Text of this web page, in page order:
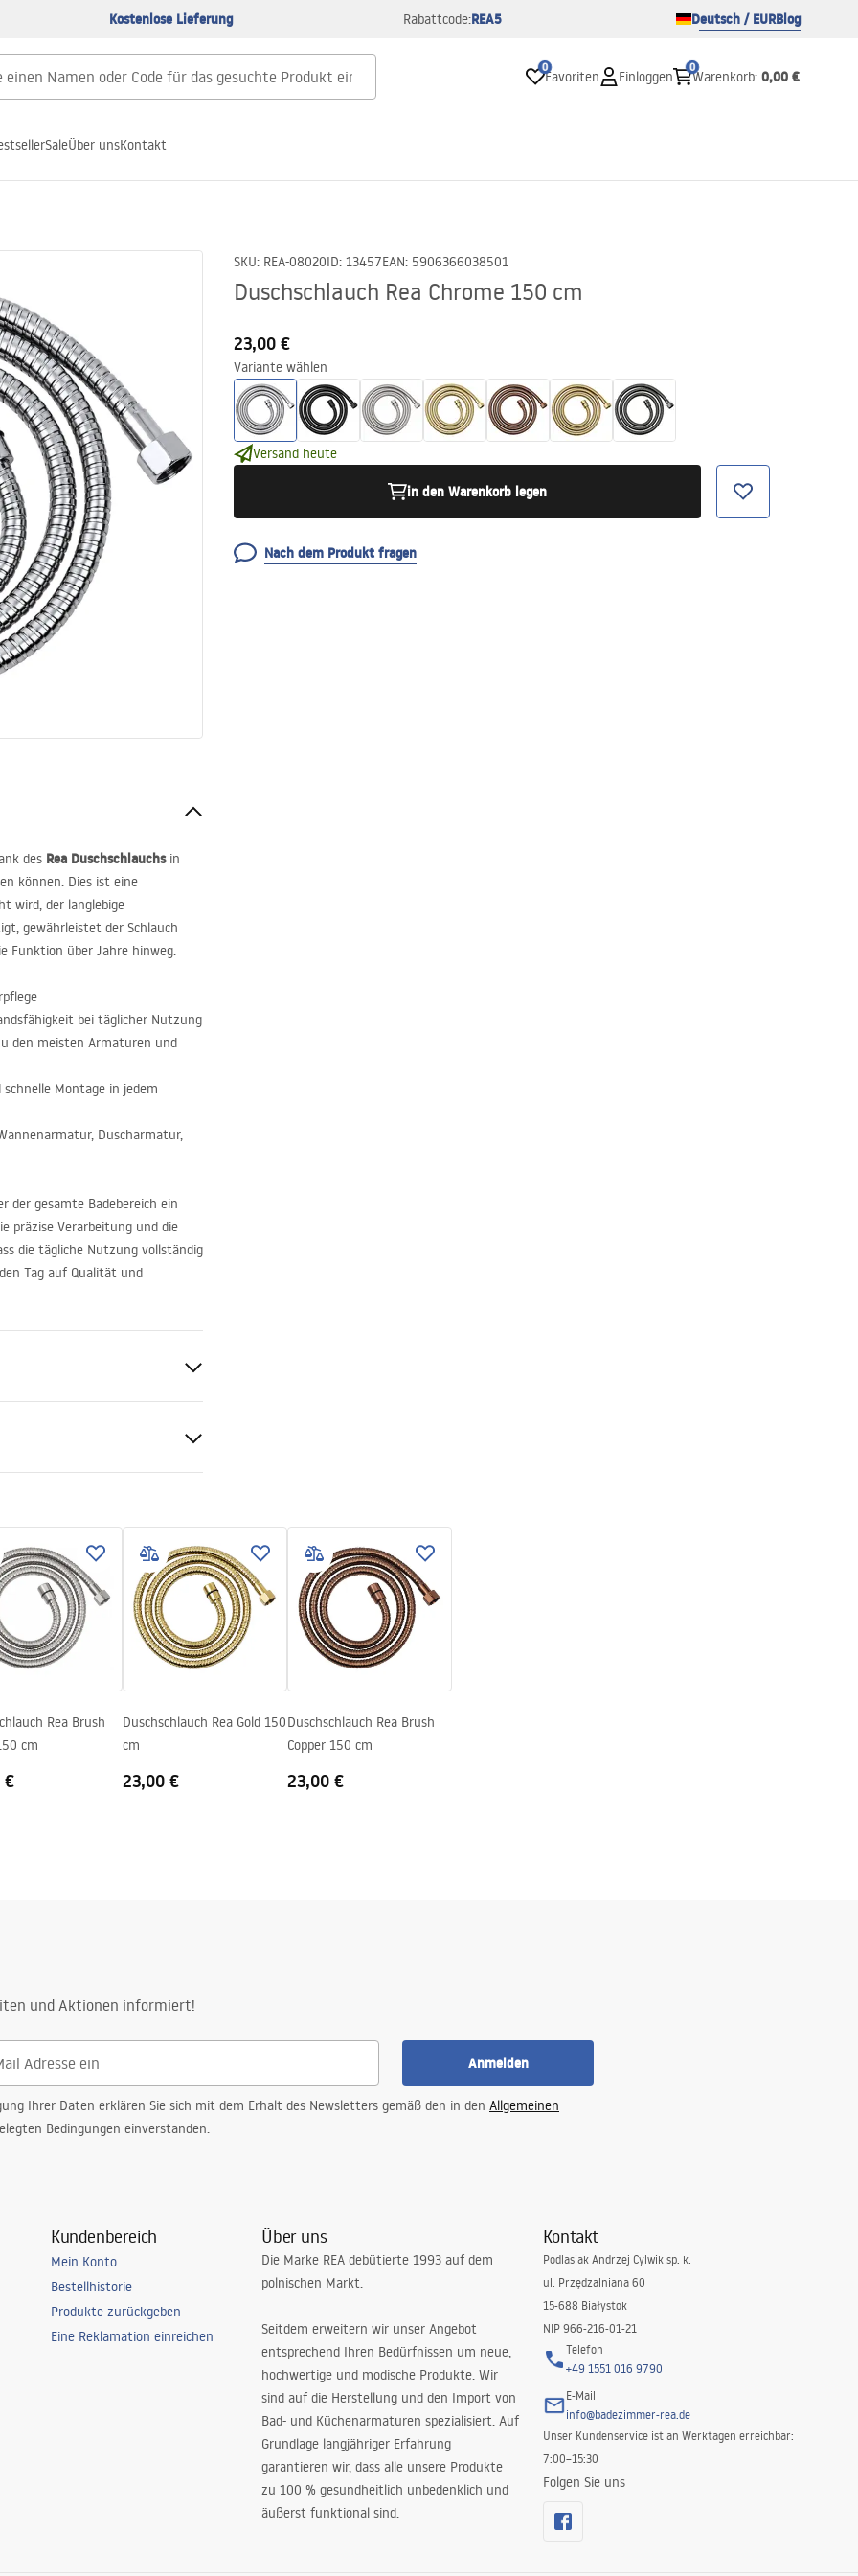
Kostenlose Lieferung Rabattcode:REA5 Deutsch / EURBlog
0
Favoriten Einloggen
0
Warenkorb: 0,00 €
SaleÜber unsKontakt
SKU: REA-08020ID: 13457EAN: 5906366038501
Duschschlauch Rea Chrome 150 cm
23,00 €
Variante wählen
Versand heute
in den Warenkorb legen
Nach dem Produkt fragen
des Rea Duschschlauchsin
können. Dies ist eine
wird, der langlebige
gewährleistet der Schlauch
Funktion über Jahre hinweg.
bei täglicher Nutzung
den meisten Armaturen und
Montage in jedem
Duscharmatur,
der gesamte Badebereich ein
präzise Verarbeitung und die
die tägliche Nutzung vollständig
Tag auf Qualität und
Rea Brush
cm
€
Duschschlauch Rea Gold 150
cm
23,00 €
Duschschlauch Rea Brush
Copper 150 cm
23,00 €
und Aktionen informiert!
Anmelden
Ihrer Daten erklären Sie sich mit dem Erhalt des Newsletters gemäß den in den Allgemeinen
Bedingungen einverstanden.
Kundenbereich
Mein Konto
Bestellhistorie
Produkte zurückgeben
Eine Reklamation einreichen
Über uns
Die Marke REA debütierte 1993 auf dem
polnischen Markt.
Seitdem erweitern wir unser Angebot
entsprechend Ihren Bedürfnissen um neue,
hochwertige und modische Produkte. Wir
sind auf die Herstellung und den Import von
Bad- und Küchenarmaturen spezialisiert. Auf
Grundlage langjähriger Erfahrung
garantieren wir, dass alle unsere Produkte
zu 100 % gesundheitlich unbedenklich und
äußerst funktional sind.
Kontakt
Podlasiak Andrzej Cylwik sp. k.
ul. Przędzalniana 60
15-688 Białystok
NIP 966-216-01-21
Telefon
+49 1551 016 9790
E-Mail
info@badezimmer-rea.de
Unser Kundenservice ist an Werktagen erreichbar:
7:00–15:30
Folgen Sie uns